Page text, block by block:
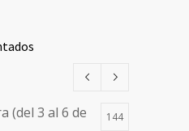
de 20
y Horarios
(del 3 al 6 de
144